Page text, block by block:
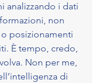
analizzando i dati
non
posizionamenti
È tempo, credo,
Non per me,
di